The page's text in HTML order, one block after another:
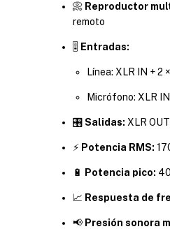
📀 Reproductor
remoto
🎚️ Entradas:
Línea: XLR IN + 2
Micrófono: XLR
🎛️Salidas: XLR
⚡ Potencia RMS:
🔋 Potencia pico:
📈 Respuesta de
📢 Presión sonora